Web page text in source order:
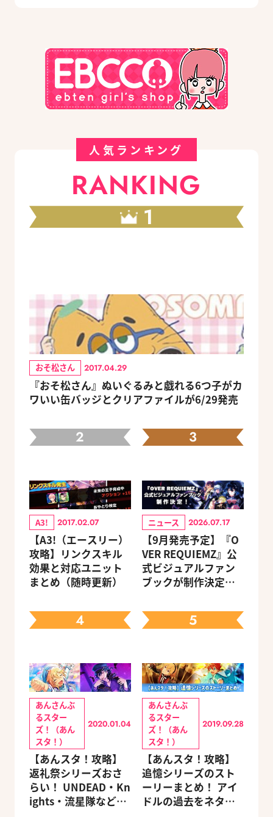
人気ランキング
RANKING
1
おそ松さん 2017.04.29
『おそ松さん』ぬいぐるみと戯れる6つ子がカ
ワいい缶バッジとクリアファイルが6/29発売
2
A3! 2017.02.07
【A3!（エースリー）
攻略】リンクスキル
効果と対応ユニット
まとめ（随時更新）
3
ニュース 2026.07.17
【9月発売予定】『O
VER REQUIEMZ』公
式ビジュアルファン
ブックが制作決定！
る豪華グッズ付き限
定セットも同時発売
4
あんさんぶ
るスター
ズ！（あん
スタ！）
2020.01.04
【あんスタ！攻略】
返礼祭シリーズおさ
らい！ UNDEAD・Kn
ights・流星隊など、
5
あんさんぶ
るスター
ズ！（あん
スタ！）
2019.09.28
【あんスタ！攻略】
追憶シリーズのスト
ーリーまとめ！ アイ
ドルの過去をネタバ